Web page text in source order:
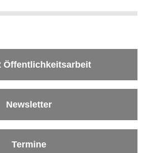
Öffentlichkeitsarbeit
Newsletter
Termine